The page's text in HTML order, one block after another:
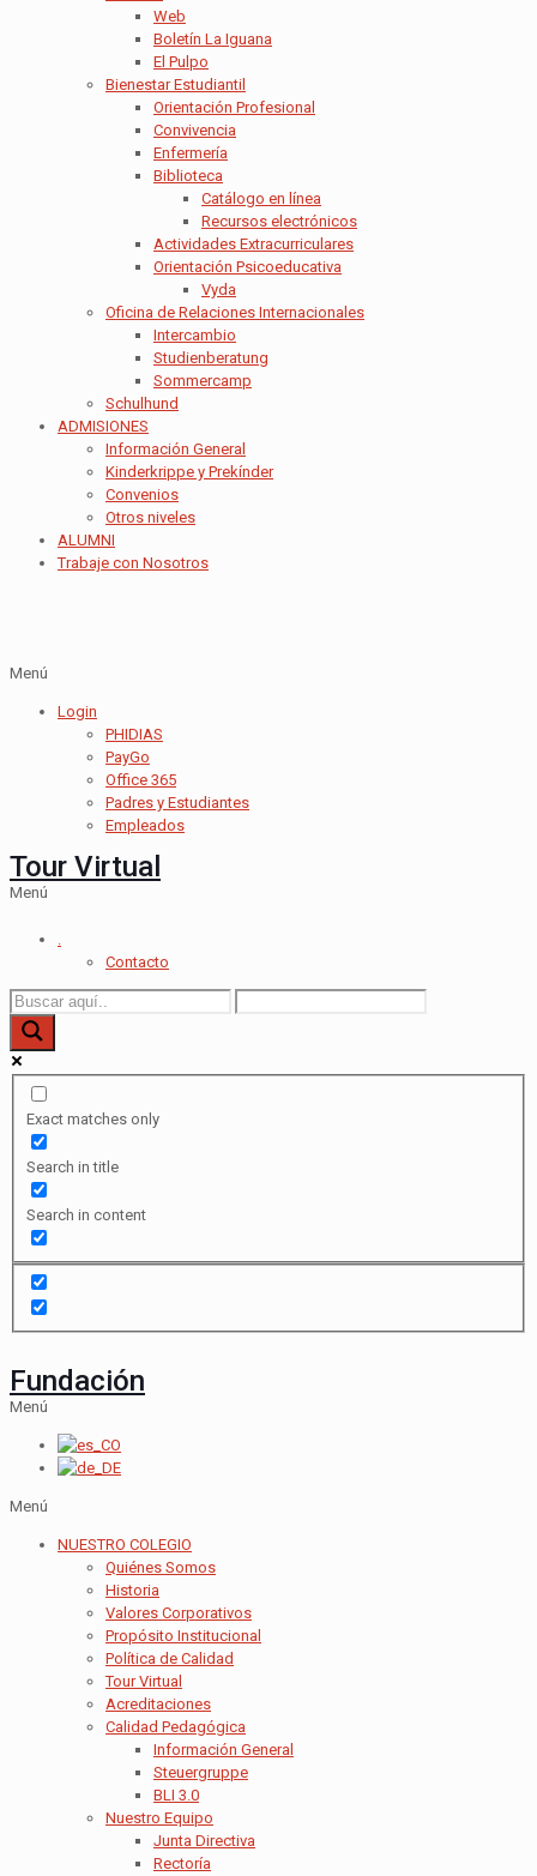
Web
Boletín La Iguana
El Pulpo
Bienestar Estudiantil
Orientación Profesional
Convivencia
Enfermería
Biblioteca
Catálogo en línea
Recursos electrónicos
Actividades Extracurriculares
Orientación Psicoeducativa
Vyda
Oficina de Relaciones Internacionales
Intercambio
Studienberatung
Sommercamp
Schulhund
ADMISIONES
Información General
Kinderkrippe y Prekínder
Convenios
Otros niveles
ALUMNI
Trabaje con Nosotros
Menú
Login
PHIDIAS
PayGo
Office 365
Padres y Estudiantes
Empleados
Tour Virtual
Menú
.
Contacto
Exact matches only
Search in title
Search in content
Fundación
Menú
Menú
NUESTRO COLEGIO
Quiénes Somos
Historia
Valores Corporativos
Propósito Institucional
Política de Calidad
Tour Virtual
Acreditaciones
Calidad Pedagógica
Información General
Steuergruppe
BLI 3.0
Nuestro Equipo
Junta Directiva
Rectoría